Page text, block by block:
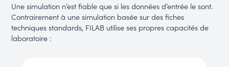
Une simulation n’est fiable que si les données d’entrée le sont.
Contrairement à une simulation basée sur des fiches
techniques standards, FILAB utilise ses propres capacités de
laboratoire :